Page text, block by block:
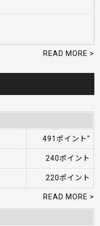
READ MORE >
491ポイント"
240ポイント
220ポイント
READ MORE >